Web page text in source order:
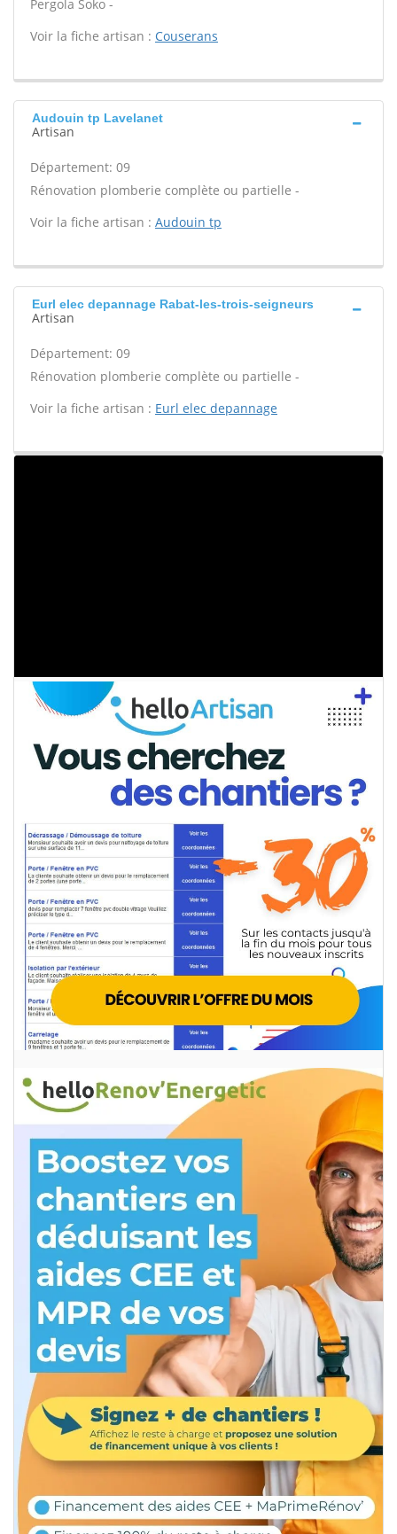
Pergola Soko -
Voir la fiche artisan : Couserans
Audouin tp Lavelanet
Artisan
Département: 09
Rénovation plomberie complète ou partielle -
Voir la fiche artisan : Audouin tp
Eurl elec depannage Rabat-les-trois-seigneurs
Artisan
Département: 09
Rénovation plomberie complète ou partielle -
Voir la fiche artisan : Eurl elec depannage